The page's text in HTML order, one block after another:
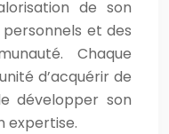
de son
et des
Chaque
d’acquérir de
développer son
expertise.